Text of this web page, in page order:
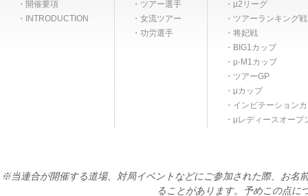
開催要項
INTRODUCTION
ツアー選手
女流ツアー
功労選手
μ2リーグ
ツアーランキング
将妃戦
BIG1カップ
μ-M1カップ
ツアーGP
μカップ
インビテーション
μレディースオープ
※当連合が開催する道場、対局イベントなどにご参加された際、お名
ることがあります。予めこの点に